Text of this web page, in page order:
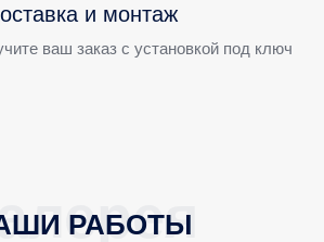
и монтаж
ваш заказ с установкой под ключ
РАБОТЫ